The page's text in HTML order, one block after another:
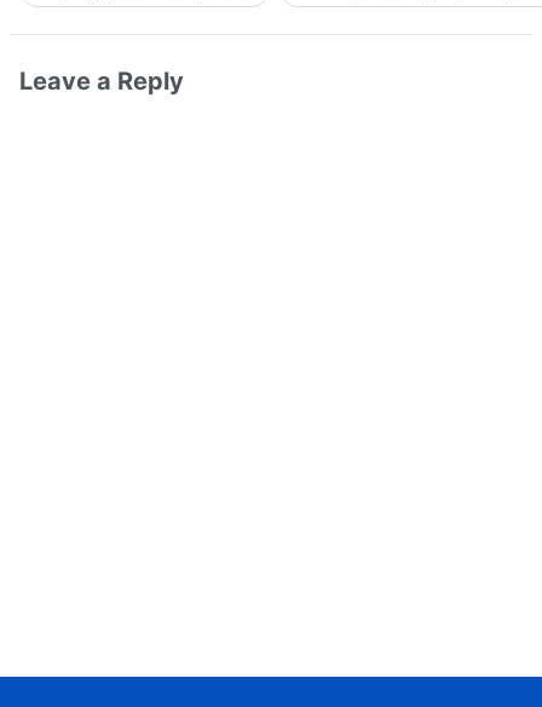
Leave a Reply